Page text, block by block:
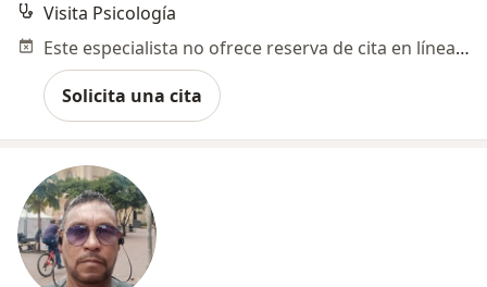
Visita Psicología
Este especialista no ofrece reserva de cita en línea en esta dirección.
Solicita una cita